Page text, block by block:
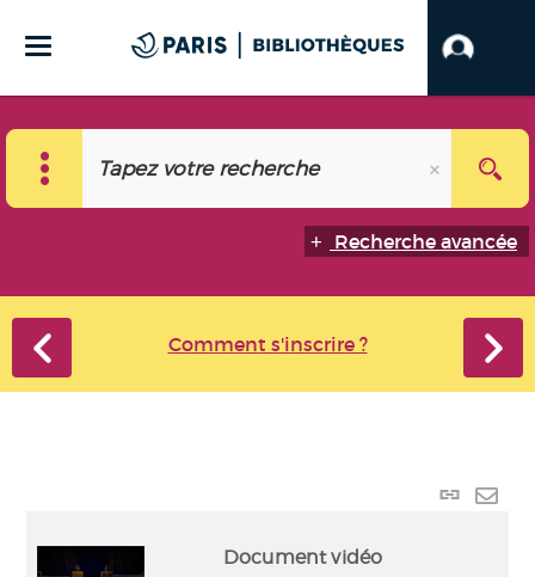
Recherche avancée
Comment s'inscrire ?
Lien
Document vidéo